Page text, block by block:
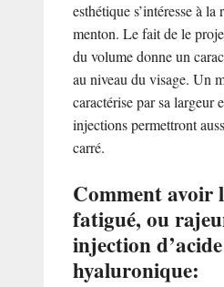
esthétique s’intéresse à
menton. Le fait de le
du volume donne un
au niveau du visage. Un
caractérise par sa largeur
injections permettront
carré.
Comment avoir
fatigué, ou
injection d’acide
hyaluronique: